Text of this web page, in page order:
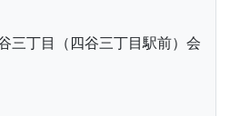
丁目（四谷三丁目駅前）会